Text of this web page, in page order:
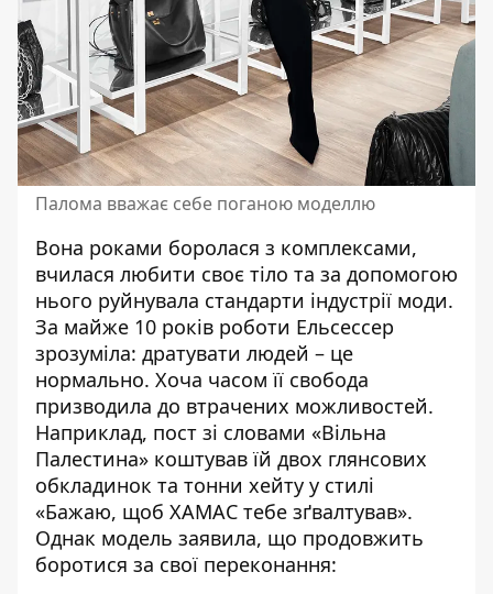
Палома вважає себе поганою моделлю
Вона роками боролася з комплексами,
вчилася любити своє тіло та за допомогою
нього руйнувала стандарти індустрії моди.
За майже 10 років роботи Ельсессер
зрозуміла: дратувати людей – це
нормально. Хоча часом її свобода
призводила до втрачених можливостей.
Наприклад, пост зі словами «Вільна
Палестина» коштував їй двох глянсових
обкладинок та тонни хейту у стилі
«Бажаю, щоб ХАМАС тебе зґвалтував».
Однак модель заявила, що продовжить
боротися за свої переконання: